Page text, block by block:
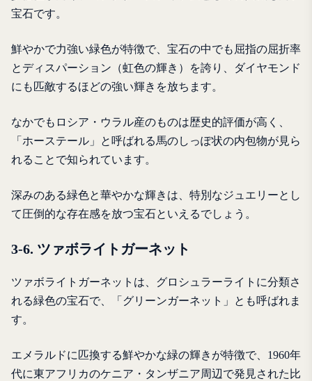
宝石です。
鮮やかで力強い緑色が特徴で、宝石の中でも屈指の屈折率
とディスパーション（虹色の輝き）を誇り、ダイヤモンド
にも匹敵するほどの強い輝きを放ちます。
なかでもロシア・ウラル産のものは歴史的評価が高く、
「ホーステール」と呼ばれる馬のしっぽ状の内包物が見ら
れることで知られています。
深みのある緑色と華やかな輝きは、特別なジュエリーとし
て圧倒的な存在感を放つ宝石といえるでしょう。
3-6. ツァボライトガーネット
ツァボライトガーネットは、グロシュラーライトに分類さ
れる緑色の宝石で、「グリーンガーネット」とも呼ばれま
す。
エメラルドに匹換する鮮やかな緑の輝きが特徴で、1960年
代に東アフリカのケニア・タンザニア周辺で発見された比